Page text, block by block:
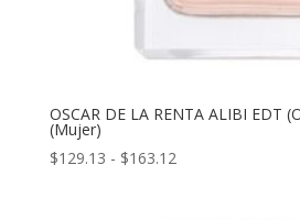
OSCAR DE LA RENTA ALIBI EDT
(Mujer)
$129.13 - $163.12Rango